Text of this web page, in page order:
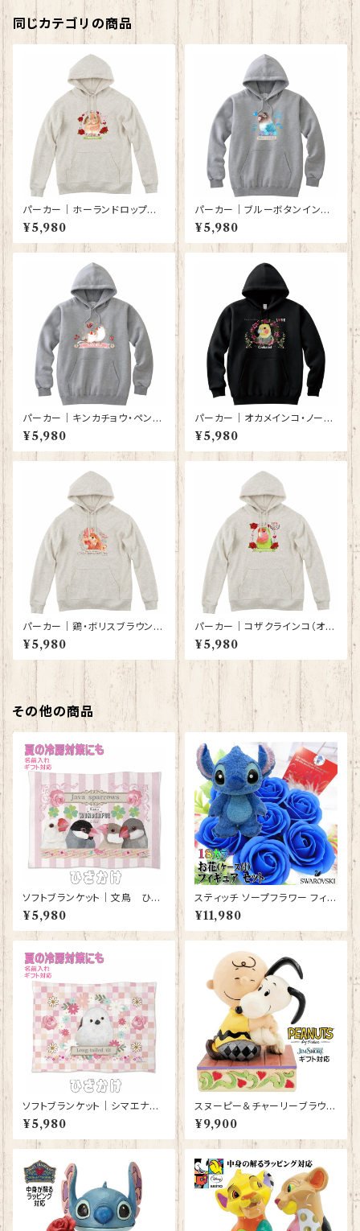
同じカテゴリの商品
パーカー｜ホーランドロップイ
ヤーラビット（オートミール色）
【型番 P-139】
¥5,980
パーカー｜ブルーボタンインコ
（グレー）【型番 P-143】KYAPI
Art きゃぴあーと
¥5,980
パーカー｜キンカチョウ・ペンギ
ン（グレー）【型番 P-142】
¥5,980
パーカー｜オカメインコ・ノーマ
ル（黒）【型番 P-65】
¥5,980
パーカー｜鶏・ボリスブラウン
（オートミール色）【型番 P-140】
¥5,980
パーカー｜コザクラインコ（オー
トミール色）【型番 P-141】
¥5,980
その他の商品
ソフトブランケット｜文鳥 ひざ
かけ 毛布 白文鳥 シルバー文鳥
シナモン文鳥【型番 SB-４００
０】ピンク
¥5,980
スティッチ ソープフラワー フィギ
ュア セット 花束 誕生日プレゼン
ト お祝い プレゼント フラワーギ
フト フラワーアレンジメント 【br
¥11,980
ソフトブランケット｜シマエナガ
グッズ ひざかけ 毛布【型番 SB-
116】ピンク しまえなが プレゼ
ント ギフト
¥5,980
スヌーピー＆チャーリーブラウン
ハグ フィギュア プレゼント ギフ
ト グッズ お祝い 人形 置物 ジム
ショア グッズ 結婚祝い 入籍祝
お祝い プロポーズ 結婚記念日
JIM SHORE
¥9,900